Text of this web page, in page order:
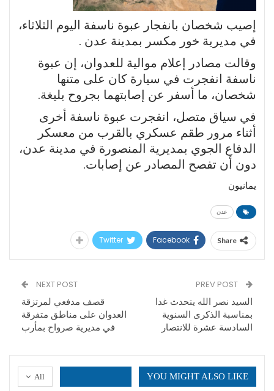
إصيب شخصان بانفجار عبوة ناسفة اليوم الثلاثاء،
في مديرية خور مكسر بمدينة عدن .
وقالت مصادر إعلام موالية للعدوان، إن عبوة
ناسفة انفجرت في سيارة كان على متنها
شخصان، ما أسفر عن إصابتهما بجروح بليغة.
في سياق متصل، انفجرت عبوة ناسفة أخرى
أثناء مرور طقم عسكري بالقرب من معسكر
الدفاع الجوي بمديرية المنصورة في مدينة عدن،
دون أن تفصح المصادر عن إصابات.
يمانيون
عدن
Share
Facebook
Twitter
السيد نصر الله يتحدث غدا
بمناسبة الذكرى السنوية
السادسة عشرة للانتصار
NEXT POST
قصف مدفعي لمرتزقة
العدوان على مناطق متفرقة
في مديرية صرواح بمأرب
All YOU MIGHT ALSO LIKE